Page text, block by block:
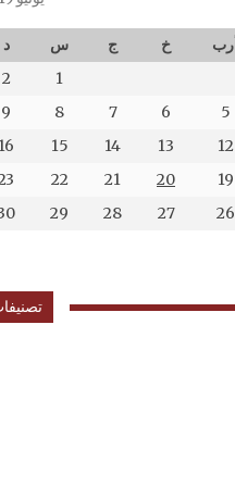
أرب خ ج س
د
1
2
5
6
7
8
9
12
13
14
15
19
20
21
22
26
27
28
29